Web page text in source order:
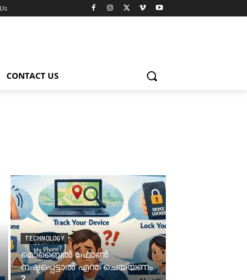
CONTACT US
TECHNOLOGY
മൊബൈല്‍ ഫോണ്‍
നഷ്ടപ്പെട്ടാല്‍ എന്ത് ചെയ്യണം